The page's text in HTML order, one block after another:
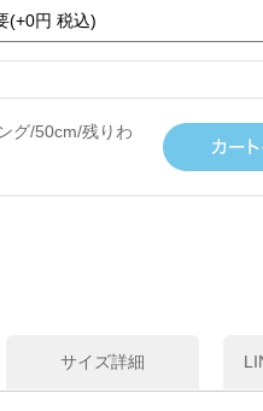
グ/50cm/残りわ
サイズ詳細